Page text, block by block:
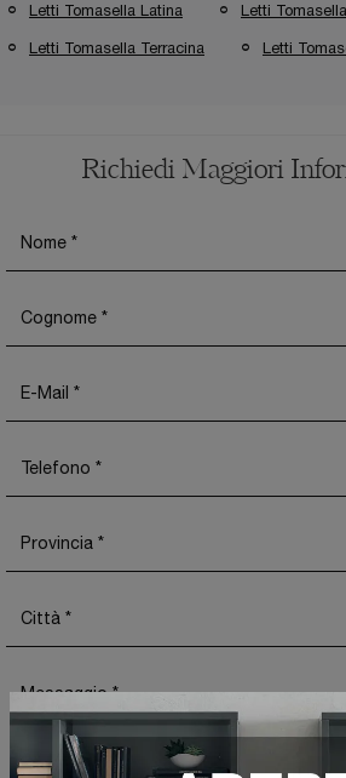
Letti Tomasella Latina Letti
Letti Tomasella Terracina Letti
Richiedi Maggiori